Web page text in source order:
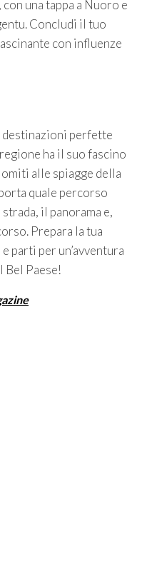
una tappa a Nuoro e
Concludi il tuo
con influenze
destinazioni perfette
ha il suo fascino
alle spiagge della
quale percorso
il panorama e,
Prepara la tua
parti per un’avventura
Bel Paese!